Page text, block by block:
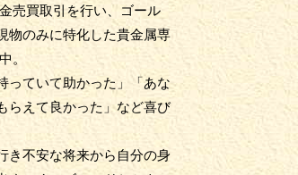
売買取引を行い、ゴール
物のみに特化した貴金属専
。
っていて助かった」「あな
らえて良かった」など喜び
き不安な将来から自分の身